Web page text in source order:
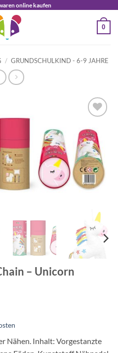
online kaufen
0
/ GRUNDSCHULKIND - 6-9 JAHRE
Wunschliste
– Unicorn
Nähen. Inhalt: Vorgestanzte